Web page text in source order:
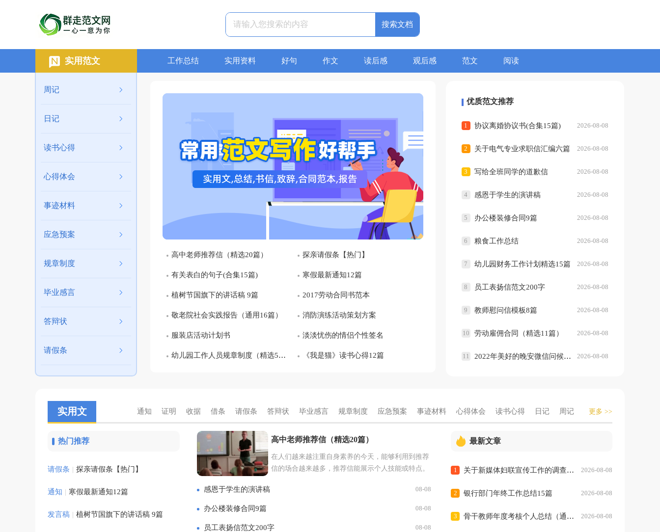
搜索文档
实用范文
周记
日记
读书心得
心得体会
事迹材料
应急预案
规章制度
毕业感言
答辩状
请假条
借条
收据
证明
通知
活动计划
工作总结 实用资料 好句 作文 读后感 观后感 范文 阅读
高中老师推荐信（精选20篇） 探亲请假条【热门】
有关表白的句子(合集15篇) 寒假最新通知12篇
植树节国旗下的讲话稿 9篇 2017劳动合同书范本
敬老院社会实践报告（通用16篇） 消防演练活动策划方案
服装店活动计划书 淡淡忧伤的情侣个性签名
幼儿园工作人员规章制度（精选5篇） 《我是猫》读书心得12篇
优质范文推荐
1 2026-08-08
协议离婚协议书(合集15篇)
2 2026-08-08
关于电气专业求职信汇编六篇
3 2026-08-08
写给全班同学的道歉信
4 2026-08-08
感恩于学生的演讲稿
5 2026-08-08
办公楼装修合同9篇
6 2026-08-08
粮食工作总结
7 2026-08-08
幼儿园财务工作计划精选15篇
8 2026-08-08
员工表扬信范文200字
9 2026-08-08
教师慰问信模板8篇
10 2026-08-08
劳动雇佣合同（精选11篇）
11 2026-08-08
2022年美好的晚安微信问候语锦集80句
实用文 更多 >>
周记
日记
读书心得
心得体会
事迹材料
应急预案
规章制度
毕业感言
答辩状
请假条
借条
收据
证明
通知
租房合同
装修合同
保险合同
采购合同
离婚协议
婚前协议
租房协议
劳动协议
实习协议
实践报告
实习报告
离职报告
调查报告
自我介绍
自我评价
转正申请
辞职信
求职信
自荐信
申请书
发言稿
主持稿
加油稿
热门推荐
请假条 | 探亲请假条【热门】
通知 | 寒假最新通知12篇
发言稿 | 植树节国旗下的讲话稿 9篇
高中老师推荐信（精选20篇）
在人们越来越注重自身素养的今天，能够利用到推荐
信的场合越来越多，推荐信能展示个人技能或特点。
08-08
感恩于学生的演讲稿
08-08
办公楼装修合同9篇
08-08
员工表扬信范文200字
最新文章
1 2026-08-08
关于新媒体妇联宣传工作的调查报告_调查报告
2 2026-08-08
银行部门年终工作总结15篇
3 2026-08-08
骨干教师年度考核个人总结（通用22篇）